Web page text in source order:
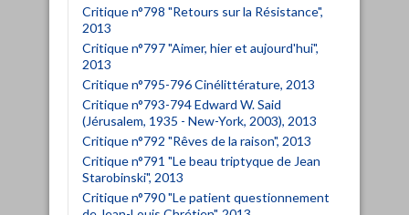
Critique n°798 "Retours sur la Résistance",
2013
Critique n°797 "Aimer, hier et aujourd'hui",
2013
Critique n°795-796 Cinélittérature, 2013
Critique n°793-794 Edward W. Said
(Jérusalem, 1935 - New-York, 2003), 2013
Critique n°792 "Rêves de la raison", 2013
Critique n°791 "Le beau triptyque de Jean
Starobinski", 2013
Critique n°790 "Le patient questionnement